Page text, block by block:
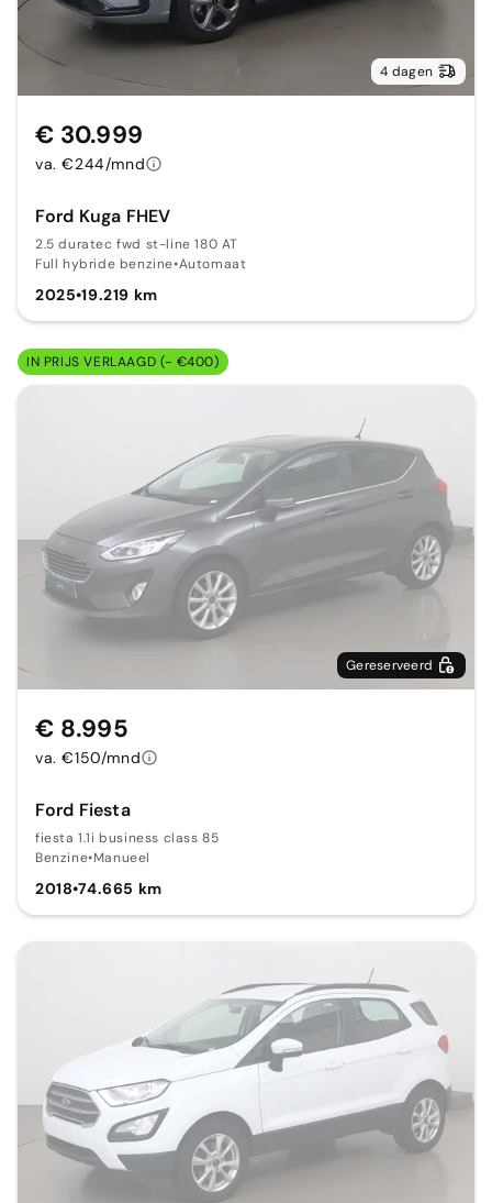
4 dagen
Ford Kuga FHEV
2.5 duratec fwd st-line 180 AT
Full hybride benzine•Automaat
2025•19.219 km
€ 30.999
va. €244/mnd
IN PRIJS VERLAAGD (- €400)
Gereserveerd
Ford Fiesta
fiesta 1.1i business class 85
Benzine•Manueel
2018•74.665 km
€ 8.995
va. €150/mnd